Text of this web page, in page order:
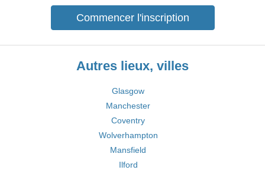
Commencer l'inscription
Autres lieux, villes
Glasgow
Manchester
Coventry
Wolverhampton
Mansfield
Ilford